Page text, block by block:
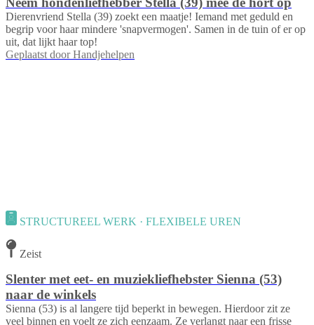
Dierenvriend Stella (39) zoekt een maatje! Iemand met geduld en
begrip voor haar mindere 'snapvermogen'. Samen in de tuin of er op
uit, dat lijkt haar top!
Geplaatst door Handjehelpen
STRUCTUREEL WERK · FLEXIBELE UREN
Zeist
Slenter met eet- en muziekliefhebster Sienna (53)
naar de winkels
Sienna (53) is al langere tijd beperkt in bewegen. Hierdoor zit ze
veel binnen en voelt ze zich eenzaam. Ze verlangt naar een frisse